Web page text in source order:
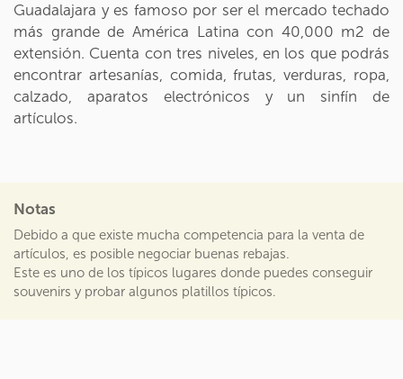
Guadalajara y es famoso por ser el mercado techado
más grande de América Latina con 40,000 m2 de
extensión. Cuenta con tres niveles, en los que podrás
encontrar artesanías, comida, frutas, verduras, ropa,
calzado, aparatos electrónicos y un sinfín de
artículos.
Notas
Debido a que existe mucha competencia para la venta de
artículos, es posible negociar buenas rebajas.
Este es uno de los típicos lugares donde puedes conseguir
souvenirs y probar algunos platillos típicos.